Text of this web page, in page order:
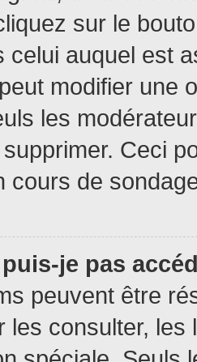
sur le
celui auquel est
modifier une
les
Ceci
cours de
je pas
peuvent être
les consulter,